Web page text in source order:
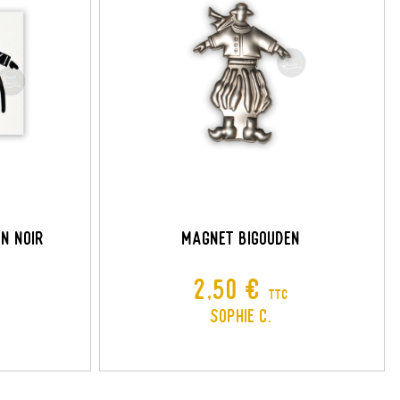
×
×
NOIR Magnet Bigouden
Prix
2,50 € TTC
Sophie C.